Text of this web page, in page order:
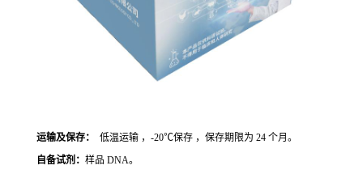
运输及保存：
低温运输 ，-20℃保存 ，保存期限为 24 个月。
自备试剂： 样品 DNA。